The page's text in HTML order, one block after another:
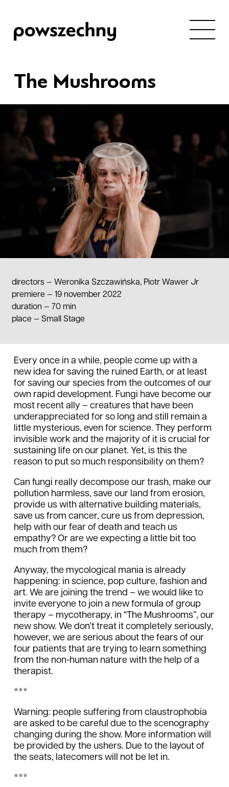
The Mushrooms
directors — Weronika Szczawińska, Piotr Wawer Jr
premiere — 19 november 2022
duration — 70 min
place — Small Stage
Every once in a while, people come up with a
new idea for saving the ruined Earth, or at least
for saving our species from the outcomes of our
own rapid development. Fungi have become our
most recent ally – creatures that have been
underappreciated for so long and still remain a
little mysterious, even for science. They perform
invisible work and the majority of it is crucial for
sustaining life on our planet. Yet, is this the
reason to put so much responsibility on them?
Can fungi really decompose our trash, make our
pollution harmless, save our land from erosion,
provide us with alternative building materials,
save us from cancer, cure us from depression,
help with our fear of death and teach us
empathy? Or are we expecting a little bit too
much from them?
Anyway, the mycological mania is already
happening: in science, pop culture, fashion and
art. We are joining the trend – we would like to
invite everyone to join a new formula of group
therapy – mycotherapy, in “The Mushrooms”, our
new show. We don’t treat it completely seriously,
however, we are serious about the fears of our
four patients that are trying to learn something
from the non-human nature with the help of a
therapist.
***
Warning: people suffering from claustrophobia
are asked to be careful due to the scenography
changing during the show. More information will
be provided by the ushers. Due to the layout of
the seats, latecomers will not be let in.
***